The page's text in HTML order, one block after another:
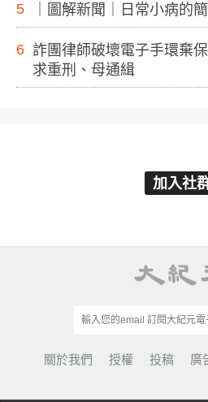
5 ｜圖解新聞｜日常小病的
6 詐團律師破壞電子手環棄
求重刑、母通緝
加入社
關於我們 授權 投稿 廣